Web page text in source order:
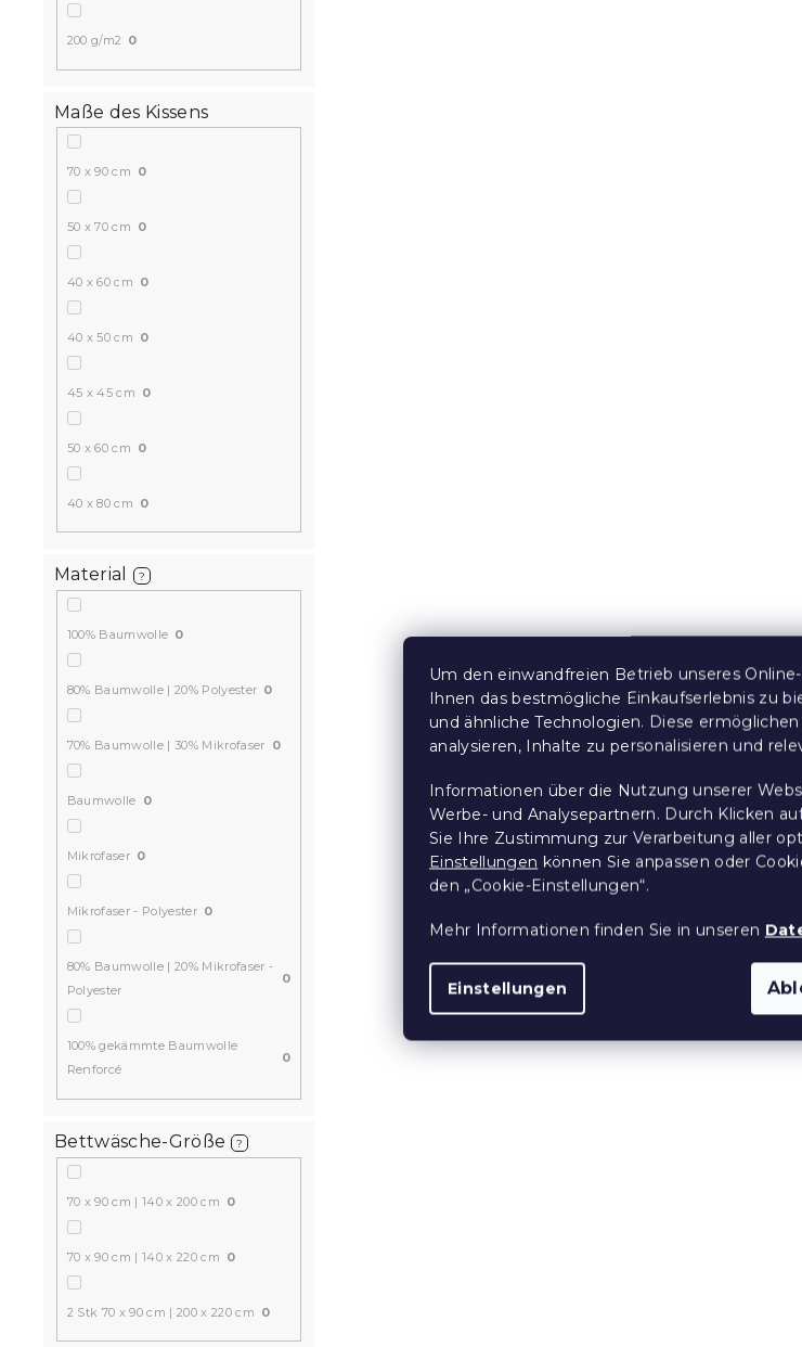
Um den einwandfreien Betrieb unseres
Ihnen das bestmögliche Einkaufserlebnis zu
und ähnliche Technologien. Diese
analysieren, Inhalte zu personalisieren und
Informationen über die Nutzung unserer
Werbe- und Analysepartnern. Durch Klicken
Sie Ihre Zustimmung zur Verarbeitung aller
Einstellungen können Sie anpassen oder
den „Cookie-Einstellungen“.
Mehr Informationen finden Sie in unseren
Einstellungen
200 g/m2 0
Maße des Kissens
70 x 90 cm 0
50 x 70 cm 0
40 x 60 cm 0
40 x 50 cm 0
45 x 45 cm 0
50 x 60 cm 0
40 x 80 cm 0
Material ?
100% Baumwolle 0
80% Baumwolle | 20% Polyester 0
70% Baumwolle | 30% Mikrofaser 0
Baumwolle 0
Mikrofaser 0
Mikrofaser - Polyester 0
80% Baumwolle | 20% Mikrofaser -
Polyester
0
100% gekämmte Baumwolle
Renforcé
0
Bettwäsche-Größe ?
70 x 90 cm | 140 x 200 cm 0
70 x 90 cm | 140 x 220 cm 0
2 Stk 70 x 90 cm | 200 x 220 cm 0